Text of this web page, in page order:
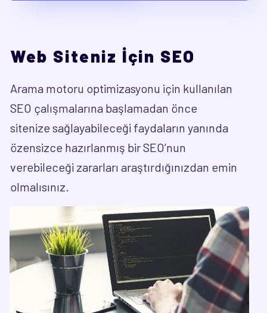
Web Siteniz İçin SEO
Arama motoru optimizasyonu için kullanılan
SEO çalışmalarına başlamadan önce
sitenize sağlayabileceği faydaların yanında
özensizce hazırlanmış bir SEO’nun
verebileceği zararları araştırdığınızdan emin
olmalısınız.